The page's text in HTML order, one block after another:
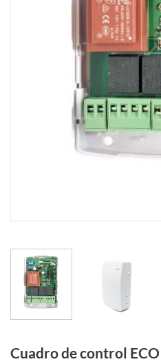
Cuadro de control